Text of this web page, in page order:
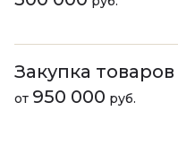
Закупка товаров
от 950 000 руб.